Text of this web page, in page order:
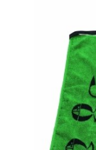
Turizmo
Kontaktai